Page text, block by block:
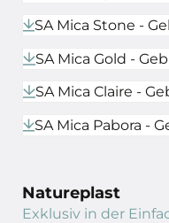
Natureplast
Exklusiv in der